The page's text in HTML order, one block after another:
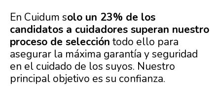
En Cuidum solo un 23% de los
candidatos a cuidadores superan nuestro
proceso de selección todo ello para
asegurar la máxima garantía y seguridad
en el cuidado de los suyos. Nuestro
principal objetivo es su confianza.